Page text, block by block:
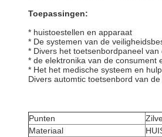
Toepassingen:
* huistoestellen en apparaat
* De systemen van de
* Divers het toetsenbordpaneel
* de elektronika van de consument
* Het het medische systeem en
Divers automtic toetsenbord van
Punten
Materiaal